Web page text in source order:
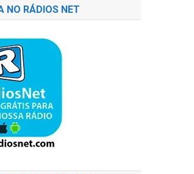
NO RÁDIOS NET